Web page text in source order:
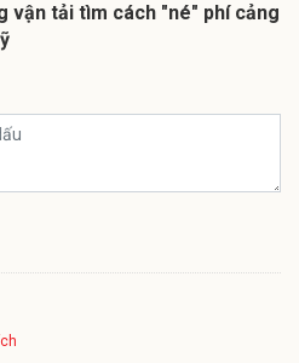
vận tải tìm cách "né" phí cảng